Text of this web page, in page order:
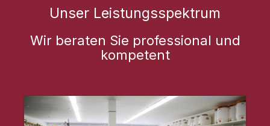
Unser Leistungsspektrum
Wir beraten Sie professional und
kompetent